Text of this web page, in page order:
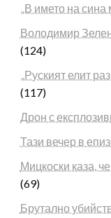
„В името на
Володимир
(124)
„Руският елит
(117)
Дрон с
Тази вечер в
Мицкоски каза,
(69)
Брутално